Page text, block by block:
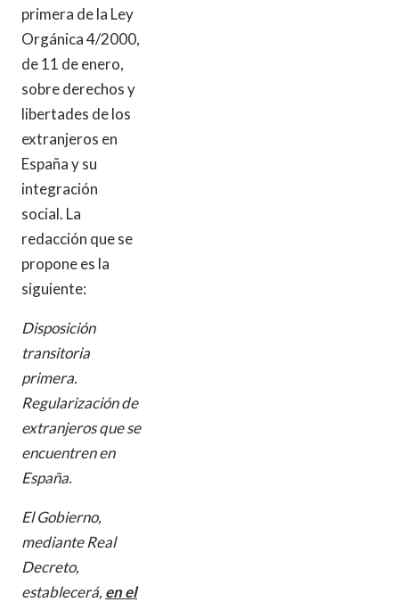
primera de la Ley
Orgánica 4/2000,
de 11 de enero,
sobre derechos y
libertades de los
extranjeros en
España y su
integración
social. La
redacción que se
propone es la
siguiente:
Disposición
transitoria
primera.
Regularización de
extranjeros que se
encuentren en
España.
El Gobierno,
mediante Real
Decreto,
establecerá, en el